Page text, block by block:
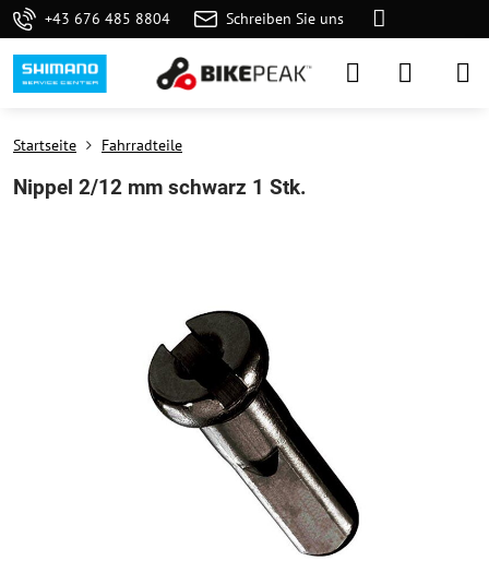
+43 676 485 8804 Schreiben Sie uns
Startseite Fahrradteile
Nippel 2/12 mm schwarz 1 Stk.